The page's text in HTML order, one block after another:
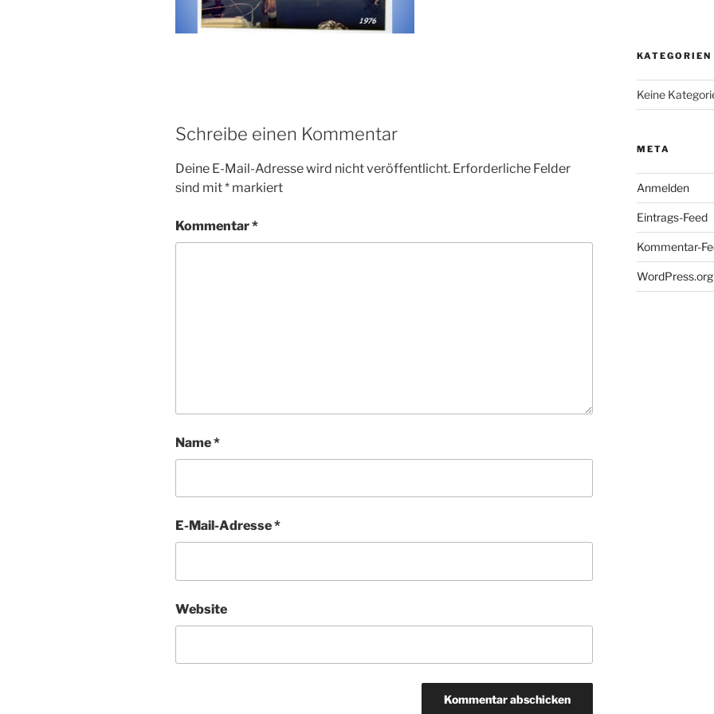
Schreibe einen Kommentar
Deine E-Mail-Adresse wird nicht veröffentlicht. Erforderliche Felder
sind mit* markiert
Kommentar*
Name*
E-Mail-Adresse*
Website
KATEGORIEN
Keine
META
Anmelden
Eintrags-Feed
Kommentar-
WordPress.org